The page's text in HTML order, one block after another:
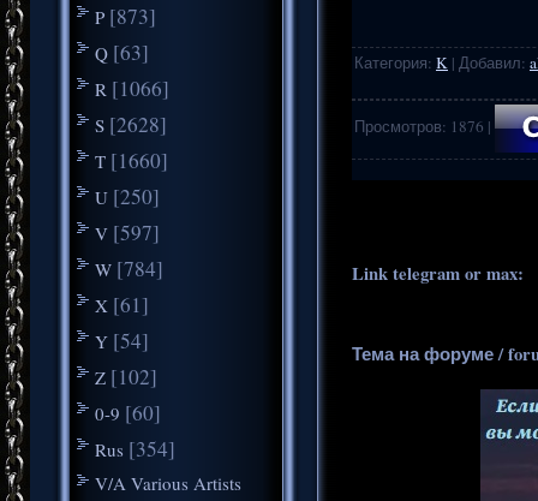
P [873]
Q [63]
R [1066]
S [2628]
T [1660]
U [250]
V [597]
W [784]
X [61]
Y [54]
Z [102]
0-9 [60]
Rus [354]
V/A Various Artists
Категория: K | Добавил:
Просмотров: 1876 |
Link telegram or max:
Тема на форуме /